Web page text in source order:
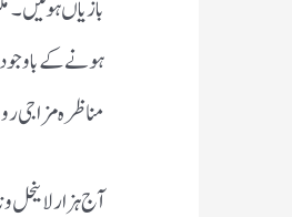
بازیاں
ہونے کے باوجود
مناظرہ مزاجی
آج ہزار